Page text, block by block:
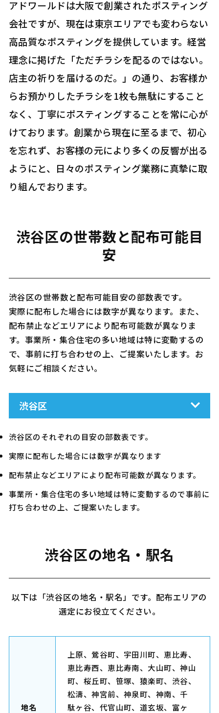
アドワールドは大阪で創業されたポスティング
会社ですが、現在は東京エリアでも変わらない
高品質なポスティングを提供しています。経営
理念に掲げた「ただチラシを配るのではない。
店主の祈りを届けるのだ。」の通り、お客様か
らお預かりしたチラシを1枚も無駄にすること
なく、丁寧にポスティングすることを常に心が
けております。創業から現在に至るまで、初心
を忘れず、お客様の元により多くの反響が出る
ようにと、日々のポスティング業務に真摯に取
り組んでおります。
渋谷区の世帯数と配布可能目
安
渋谷区の世帯数と配布可能目安の部数表です。
実際に配布した場合には数字が異なります。また、
配布禁止などエリアにより配布可能数が異なりま
す。事業所・集合住宅の多い地域は特に変動するの
で、事前に打ち合わせの上、ご提案いたします。お
気軽にご相談ください。
渋谷区
渋谷区のそれぞれの目安の部数表です。
実際に配布した場合には数字が異なります
配布禁止などエリアにより配布可能数が異なります。
事業所・集合住宅の多い地域は特に変動するので事前に
打ち合わせの上、ご提案いたします。
渋谷区の地名・駅名
以下は「渋谷区の地名・駅名」です。配布エリアの
選定にお役立てください。
地名
上原、鶯谷町、宇田川町、恵比寿、
恵比寿西、恵比寿南、大山町、神山
町、桜丘町、笹塚、猿楽町、渋谷、
松濤、神宮前、神泉町、神南、千
駄ヶ谷、代官山町、道玄坂、富ヶ